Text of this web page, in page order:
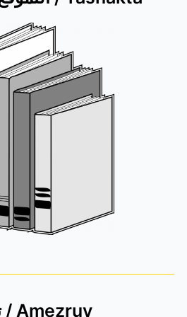
Histoire / تاريخ / Amezruy